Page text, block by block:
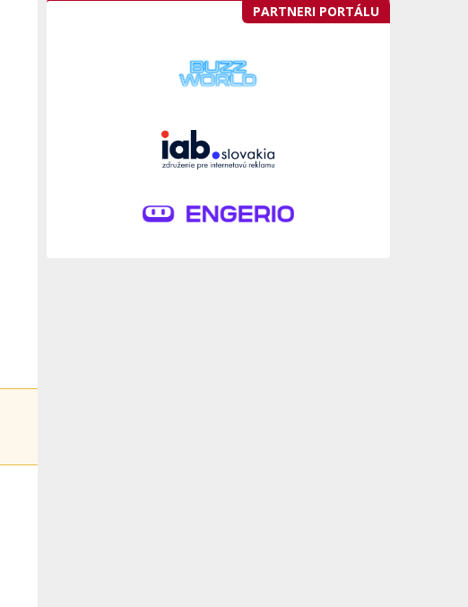
PARTNERI PORTÁLU